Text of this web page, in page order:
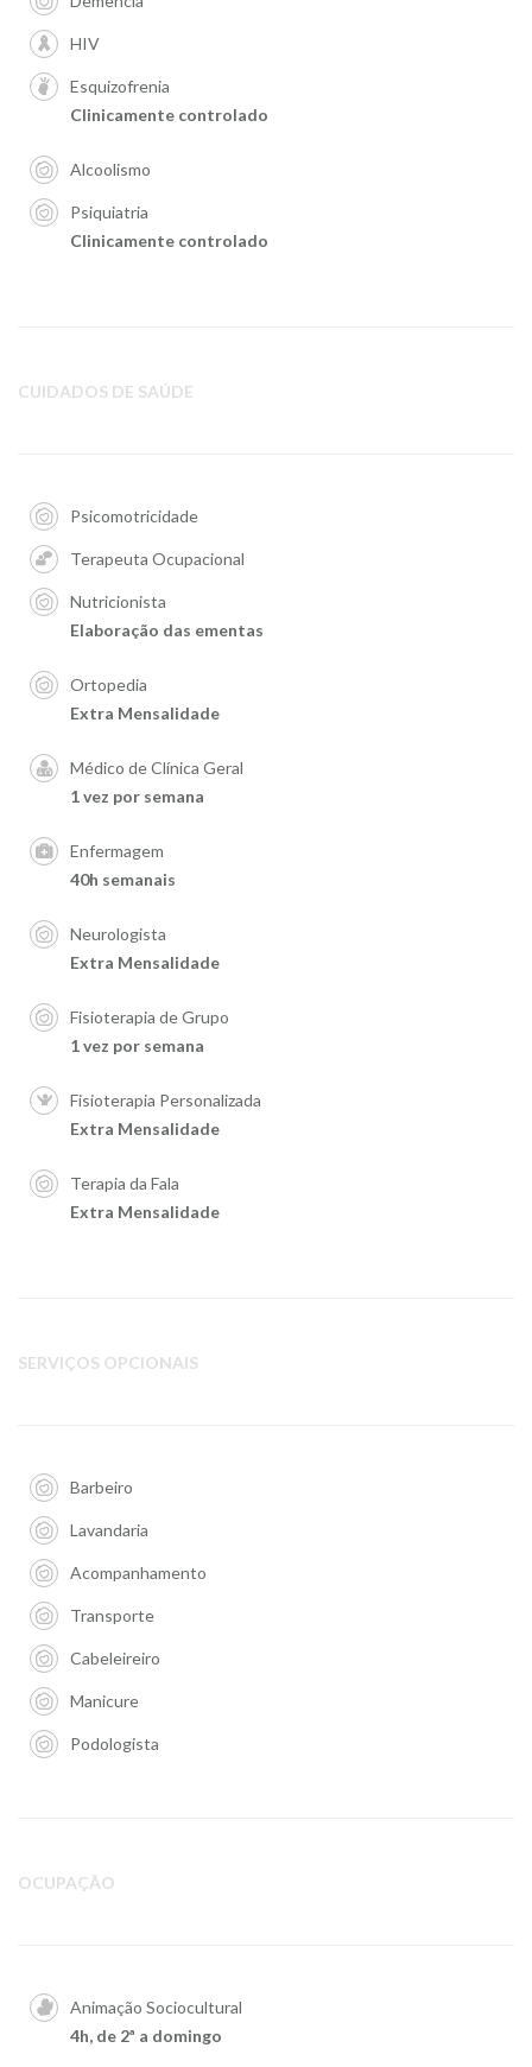
HIV
Esquizofrenia
Clinicamente controlado
Alcoolismo
Psiquiatria
Clinicamente controlado
CUIDADOS DE SAÚDE
Psicomotricidade
Terapeuta Ocupacional
Nutricionista
Elaboração das ementas
Ortopedia
Extra Mensalidade
Médico de Clínica Geral
1 vez por semana
Enfermagem
40h semanais
Neurologista
Extra Mensalidade
Fisioterapia de Grupo
1 vez por semana
Fisioterapia Personalizada
Extra Mensalidade
Terapia da Fala
Extra Mensalidade
SERVIÇOS OPCIONAIS
Barbeiro
Lavandaria
Acompanhamento
Transporte
Cabeleireiro
Manicure
Podologista
OCUPAÇÃO
Animação Sociocultural
4h, de 2ª a domingo